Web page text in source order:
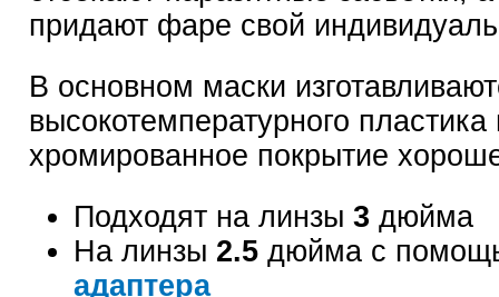
придают фаре свой
В основном маски
высокотемпературного
хромированное покрытие
Подходят на линзы 3 дюйма
На линзы 2.5дюйма с
адаптера